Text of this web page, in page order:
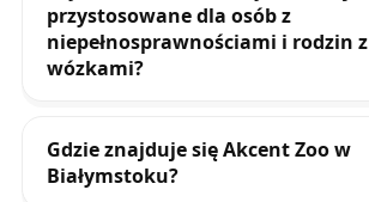
przystosowane dla osób z
niepełnosprawnościami i rodzin z
wózkami?
Gdzie znajduje się Akcent Zoo w
Białymstoku?